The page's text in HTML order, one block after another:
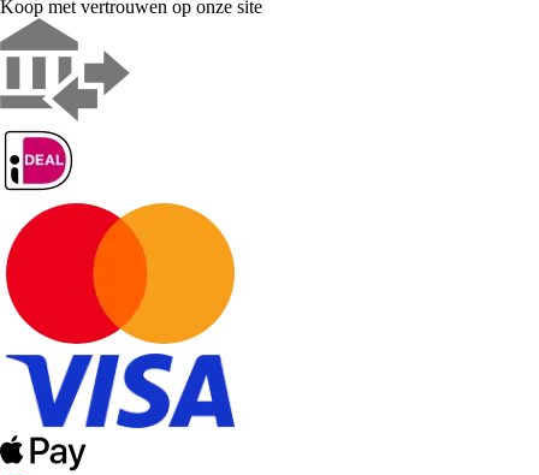
Koop met vertrouwen op onze site